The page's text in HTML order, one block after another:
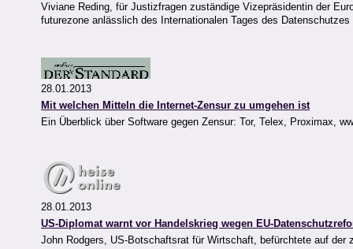
Viviane Reding, für Justizfragen zuständige Vizepräsidentin der
futurezone anlässlich des Internationalen Tages des
28.01.2013
Mit welchen Mitteln die Internet-Zensur zu umgehen ist
Ein Überblick über Software gegen Zensur: Tor, Telex, Proximax,
28.01.2013
US-Diplomat warnt vor Handelskrieg wegen EU-
John Rodgers, US-Botschaftsrat für Wirtschaft, befürchtete auf